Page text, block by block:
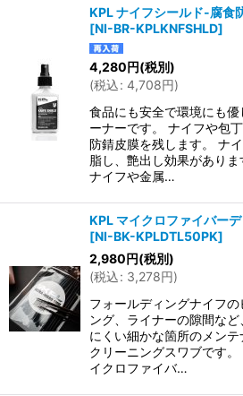
KPL ナイフシールド-腐食
[NI-BR-KPLKNFSHLD]
4,280円(税別)
(税込: 4,708円)
食品にも安全で環境にも
ーナーです。 ナイフや包
防錆皮膜を残します。 ナ
脂し、艶出し効果があり
ナイフや金属…
KPL マイクロファイバー
[NI-BK-KPLDTL50PK]
2,980円(税別)
(税込: 3,278円)
フォールディングナイフ
ング、ライナーの隙間な
にくい細かな箇所のメン
クリーニングスワブです
イクロファイバ…